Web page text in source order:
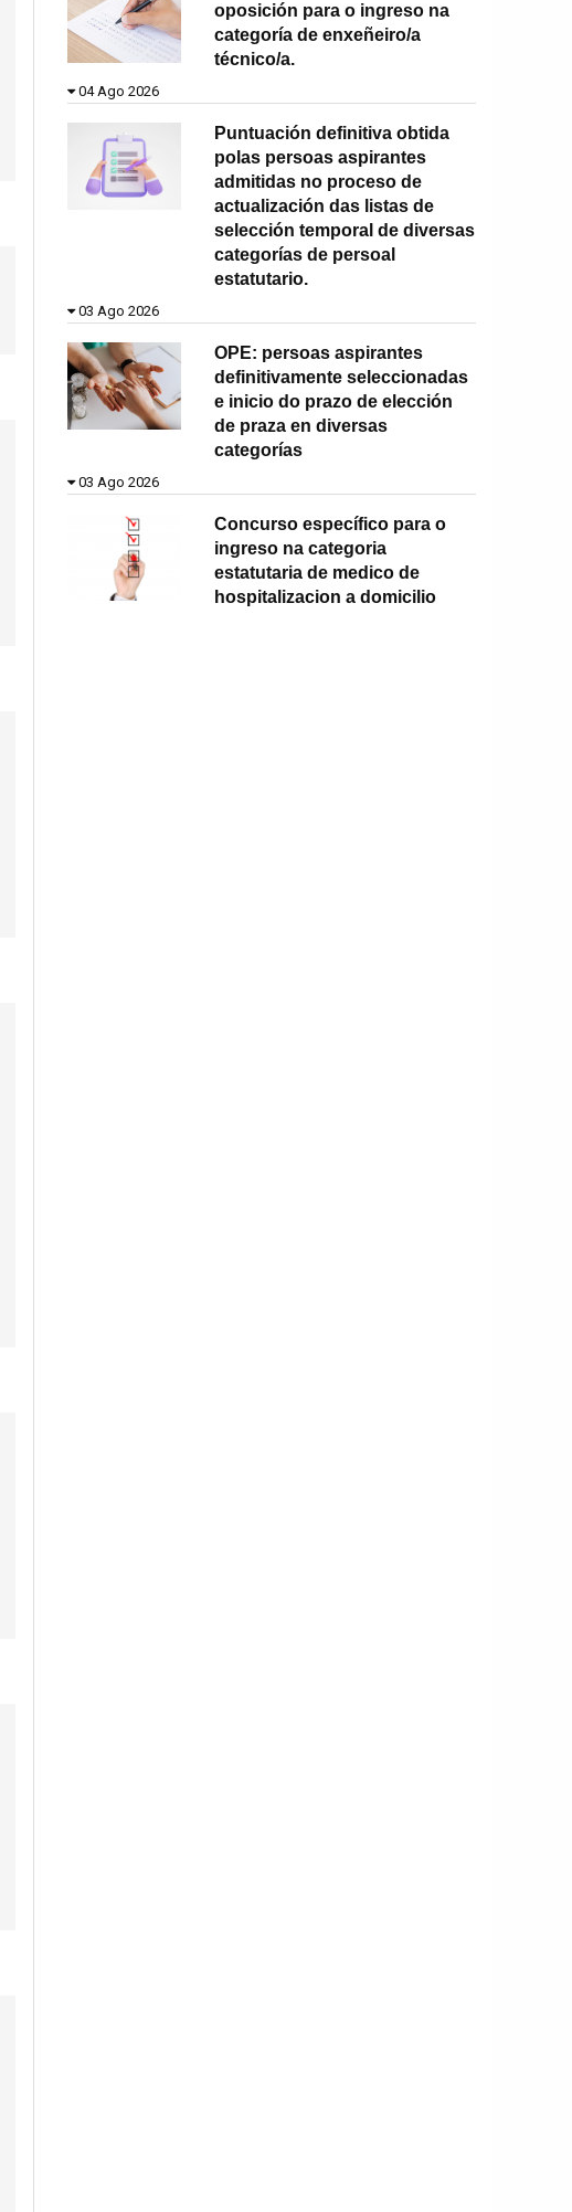
oposición para o ingreso na
categoría de enxeñeiro/a
técnico/a.
04 Ago 2026
Puntuación definitiva obtida
polas persoas aspirantes
admitidas no proceso de
actualización das listas de
selección temporal de diversas
categorías de persoal
estatutario.
03 Ago 2026
OPE: persoas aspirantes
definitivamente seleccionadas
e inicio do prazo de elección
de praza en diversas
categorías
03 Ago 2026
Concurso específico para o
ingreso na categoria
estatutaria de medico de
hospitalizacion a domicilio